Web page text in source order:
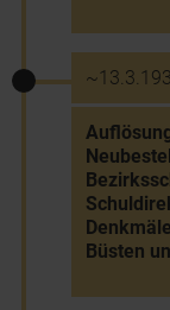
Büsten